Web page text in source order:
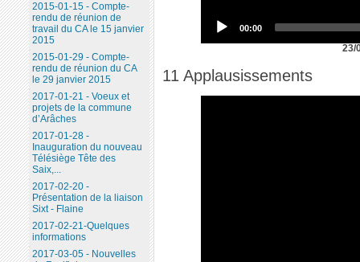
00:00
23/
11 Applausissements
2015-01-15 - Compte-
rendu de réunion de
travail du CA le 15 janvier
2015
2015-01-29 - Compte-
rendu de réunion du CA
le 29 janvier 2015
2017-01-21 - Voeux et
projets de la commune
d’Arâches
2017-01-28 -
Inauguration du nouveau
Télésiège Tête des
Saix,...
2017-02-20 -
Présentation de la liaison
Sixt - Flaine
2017-02-21-Quelques
informations
2017-03-05 - Nouvelles